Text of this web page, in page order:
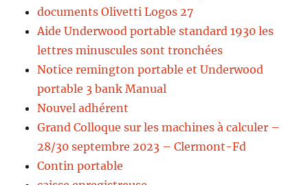
documents Olivetti Logos 27
Aide Underwood portable standard 1930 les
lettres minuscules sont tronchées
Notice remington portable et Underwood
portable 3 bank Manual
Nouvel adhérent
Grand Colloque sur les machines à calculer –
28/30 septembre 2023 – Clermont-Fd
Contin portable